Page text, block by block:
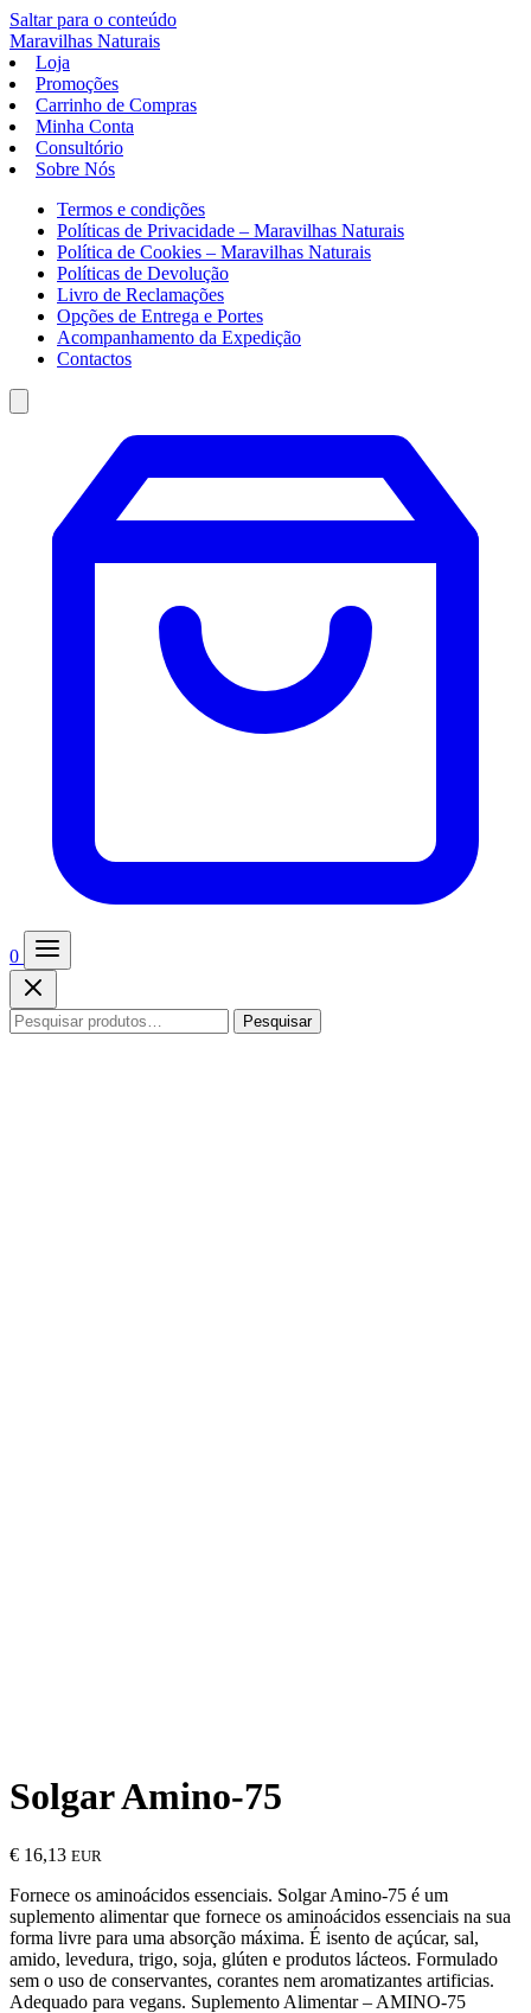
Saltar para o conteúdo
Maravilhas Naturais
Loja
Promoções
Carrinho de Compras
Minha Conta
Consultório
Sobre Nós
Termos e condições
Políticas de Privacidade – Maravilhas Naturais
Política de Cookies – Maravilhas Naturais
Políticas de Devolução
Livro de Reclamações
Opções de Entrega e Portes
Acompanhamento da Expedição
Contactos
0
Pesquisar
Solgar Amino-75
€ 16,13 EUR
Fornece os aminoácidos essenciais. Solgar Amino-75 é um
suplemento alimentar que fornece os aminoácidos essenciais na sua
forma livre para uma absorção máxima. É isento de açúcar, sal,
amido, levedura, trigo, soja, glúten e produtos lácteos. Formulado
sem o uso de conservantes, corantes nem aromatizantes artificias.
Adequado para vegans. Suplemento Alimentar – AMINO-75